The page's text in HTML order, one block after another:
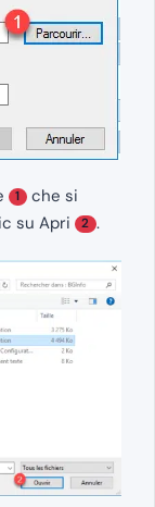
1 che si
su Apri
2 .